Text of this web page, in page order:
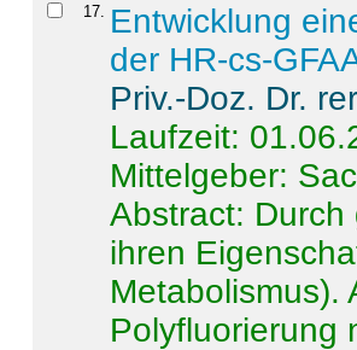
17
Entwicklung
der HR-cs-
Priv.-Doz. Dr.
Laufzeit:
Mittelgeber:
Abstract: Durch
ihren
Metabolismus).
Polyfluorierung